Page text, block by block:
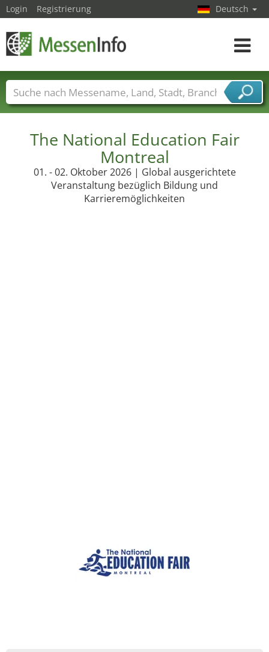
The National Education Fair
Montreal
01. - 02. Oktober 2026 | Global ausgerichtete
Veranstaltung bezüglich Bildung und
Karrieremöglichkeiten
Login Registrierung Deutsch
Toggle
Messenamen Länder Städte
Branchen